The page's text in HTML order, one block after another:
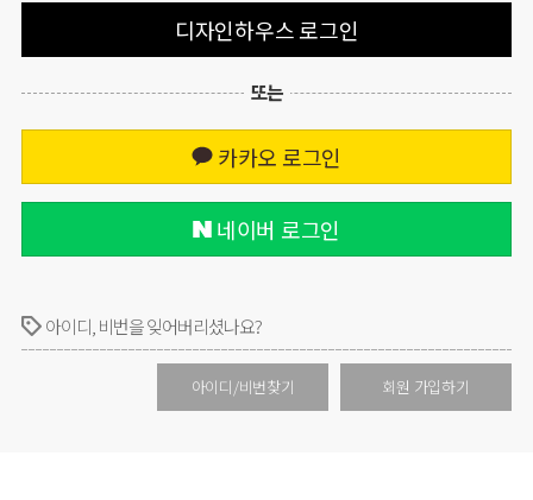
디자인하우스 로그인
또는
카카오 로그인
네이버 로그인
아이디, 비번을 잊어버리셨나요?
회원 가입하기
아이디/비번찾기